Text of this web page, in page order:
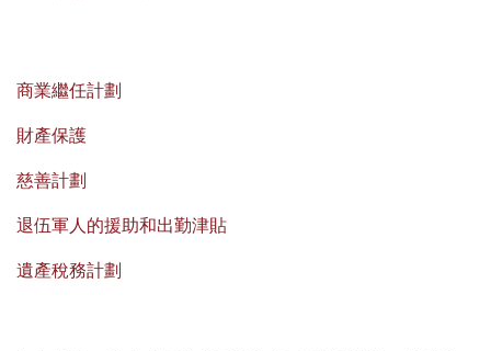
商業繼任計劃
財產保護
慈善計劃
退伍軍人的援助和出勤津貼
遺產稅務計劃